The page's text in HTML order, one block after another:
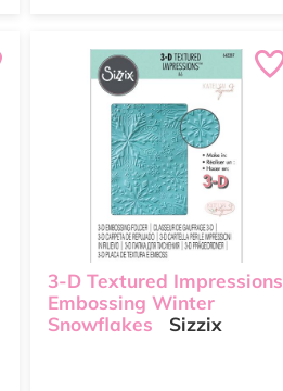
3-D Textured Impressions
Embossing Winter
Snowflakes
Sizzix